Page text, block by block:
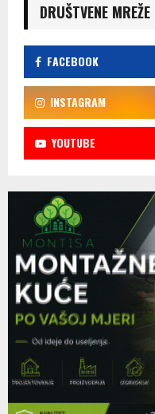
DRUŠTVENE MREŽE
FACEBOOK
INSTAGRAM
YOUTUBE